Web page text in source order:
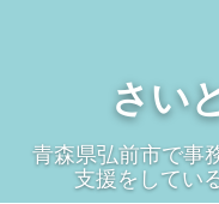
さい
青森県弘前市で事
支援をしてい